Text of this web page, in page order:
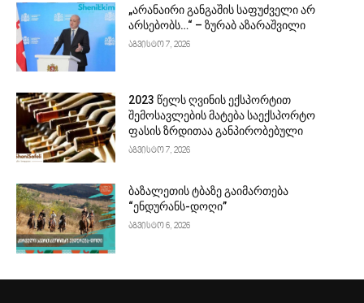
„არანაირი განგაშის საფუძველი არ
არსებობს…“ – ზურაბ აზარაშვილი
აგვისტო 7, 2026
2023 წელს ღვინის ექსპორტით
შემოსავლების მატება საექსპორტო
ფასის ზრდითაა განპირობებული
აგვისტო 7, 2026
ბაზალეთის ტბაზე გაიმართება
“ენდურანს-დოღი”
აგვისტო 6, 2026